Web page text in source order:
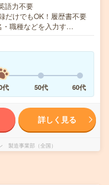
語力不要
だけでもOK！履歴書不要
職種などを入力す…
代 50代 60代
詳しく見る
製造事業部（全国）